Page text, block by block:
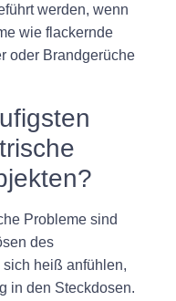
werden, wenn
wie flackernde
oder Brandgerüche
Probleme sind
des
heiß anfühlen,
in den Steckdosen.